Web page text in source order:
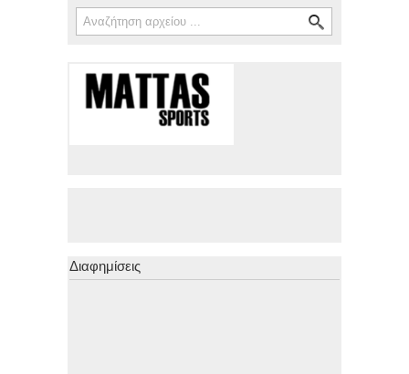
Φόρμα αναζήτησης
Αναζήτηση
Διαφημίσεις